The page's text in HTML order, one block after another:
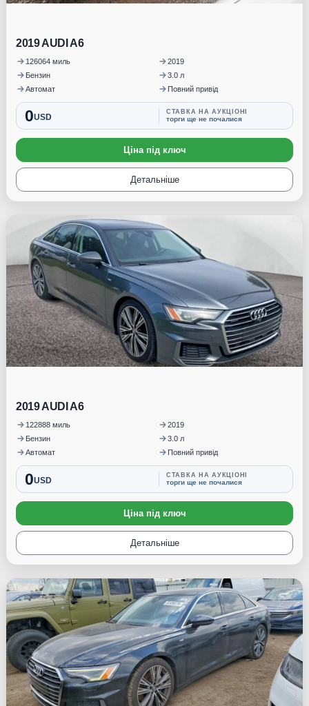
2019 AUDI A6
126064 миль
2019
Бензин
3.0 л
Автомат
Повний привід
0USD
СТАВКА НА АУКЦІОНІ
торги ще не почалися
Ціна під ключ
Детальніше
Під замовлення
2019 AUDI A6
122888 миль
2019
Бензин
3.0 л
Автомат
Повний привід
0USD
СТАВКА НА АУКЦІОНІ
торги ще не почалися
Ціна під ключ
Детальніше
Під замовлення